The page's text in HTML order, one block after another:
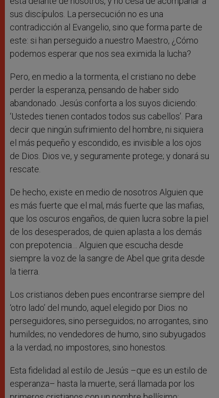
sus discípulos. La persecución no es una
contradicción al Evangelio, sino que forma parte de
este: si han perseguido a nuestro Maestro, ¿Cómo
podemos esperar que nos sea eximida la lucha?
Pero, en medio a la tormenta, el cristiano no debe
perder la esperanza, pensando de haber sido
abandonado. Jesús conforta a los suyos diciendo:
‘Ustedes tienen contados todos sus cabellos’. Para
decir que ningún sufrimiento del hombre, ni siquiera
el más pequeño y escondido, es invisible a los ojos
de Dios. Dios ve, y seguramente protege; y donará su
rescate.
De hecho, existe en medio de nosotros Alguien que
es más fuerte que el mal, más fuerte que las mafias,
que los oscuros engaños, de quien lucra sobre la piel
de los desesperados, de quien aplasta a los demás
con prepotencia… Alguien que escucha desde
siempre la voz de la sangre de Abel que grita desde
la tierra.
Los cristianos deben pues encontrarse siempre del
‘otro lado’ del mundo, aquel elegido por Dios: no
perseguidores, sino perseguidos; no arrogantes, sino
humildes; no vendedores de humo, sino subyugados
a la verdad; no impostores, sino honestos.
Esta fidelidad al estilo de Jesús –que es un estilo de
esperanza– hasta la muerte, será llamada por los